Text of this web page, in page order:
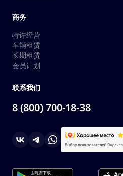
商务
特许经营
车辆租赁
长期租赁
会员计划
联系我们
8 (800) 700-18-38